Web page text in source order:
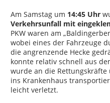
Am Samstag um 14:45 Uhr
Verkehrsunfall mit
PKW waren am
wobei eines der Fahrzeuge
die angrenzende Hecke
konnte relativ schnell aus
wurde an die
ins Krankenhaus
leicht verletzt.